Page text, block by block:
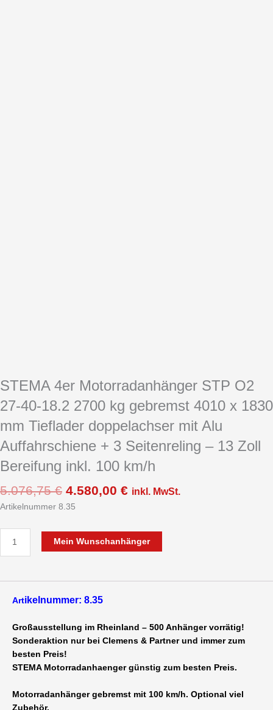
STEMA 4er Motorradanhänger STP O2
27-40-18.2 2700 kg gebremst 4010 x 1830
mm Tieflader doppelachser mit Alu
Auffahrschiene + 3 Seitenreling – 13 Zoll
Bereifung inkl. 100 km/h
5.076,75€ 4.580,00 € inkl. MwSt.
Artikelnummer 8.35
Mein Wunschanhänger
Artikelnummer: 8.35
Großausstellung im Rheinland – 500 Anhänger vorrätig!
Sonderaktion nur bei Clemens & Partner und immer zum
besten Preis!
STEMA Motorradanhaenger günstig zum besten Preis.
Motorradanhänger gebremst mit 100 km/h. Optional viel
Zubehör.